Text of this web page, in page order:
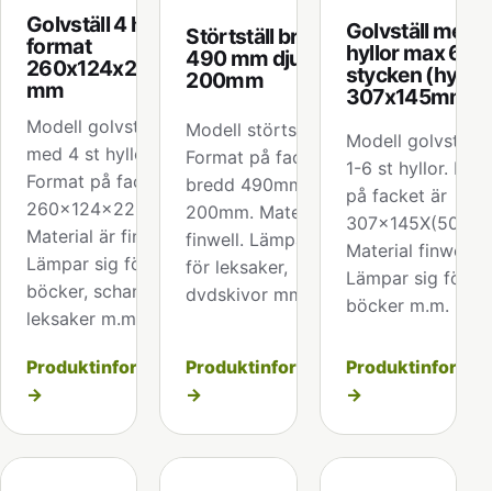
Golvställ 4 hyllor
format
260x124x228
mm
Modell golvställ
med 4 st hyllor.
Format på facket är
260x124x228 mm.
Material är finwell.
Lämpar sig för
böcker, schampo,
leksaker m.m.
Produktinformation
→
Störtställ bredd
490 mm djup
200mm
Modell störtställ.
Format på facket är
bredd 490mm djup
200mm. Material är
finwell. Lämpar sig
för leksaker,
dvdskivor mm.
Produktinformation
→
Golvställ med
hyllor max 6
stycken
307x145mm)
Modell golvställ
1-6 st hyllor.
på facket är
307x145X(50/
Material finwell.
Lämpar sig för
böcker m.m.
→